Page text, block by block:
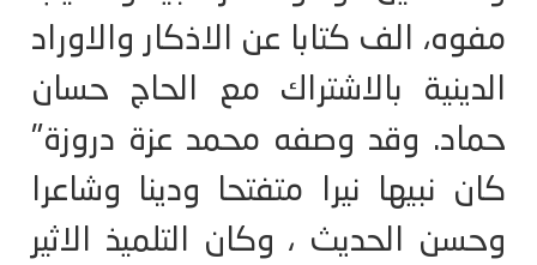
مفوه، الف كتابا عن الاذكار والاوراد
الدينية بالاشتراك مع الحاج حسان
حماد. وقد وصفه محمد عزة دروزة"
كان نبيها نيرا متفتحا ودينا وشاعرا
وحسن الحديث ، وكان التلميذ الاثير